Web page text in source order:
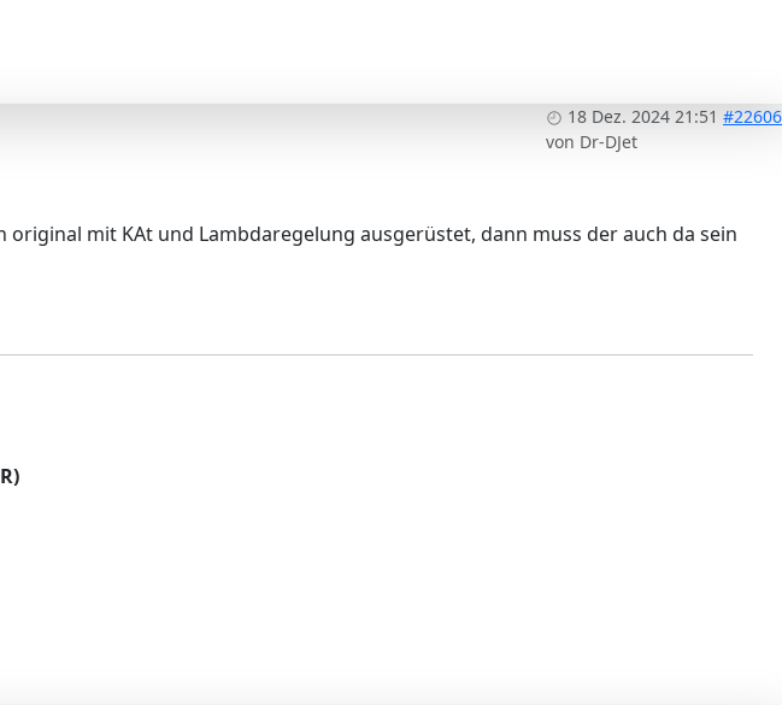
18 Dez. 2024 21:51 #22606
von Dr-DJet
mit KAt und Lambdaregelung ausgerüstet, dann muss der auch da sein